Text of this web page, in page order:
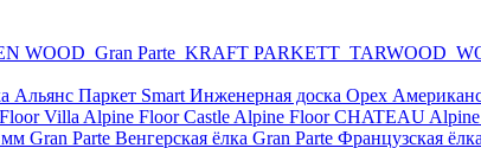
WOOD Gran Parte KRAFT PARKETT TARWOOD
Альянс Паркет Smart Инженерная доска Орех
Villa Alpine Floor Castle Alpine Floor CHATEAU
мм Gran Parte Венгерская ёлка Gran Parte Французская ёлка